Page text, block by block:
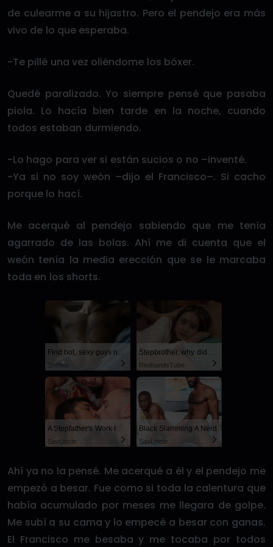
de culearme a su hijastro. Pero el pendejo era más
vivo de lo que esperaba.
-Te pillé una vez oliéndome los bóxer.
Quedé paralizado. Yo siempre pensé que pasaba
piola. Lo hacía bien tarde en la noche, cuando
todos estaban durmiendo.
-Lo hago para ver si están sucios o no –inventé.
-Ya si no soy weón –dijo el Francisco–. Si cacho
porque lo hací.
Me acerqué al pendejo sabiendo que me tenía
agarrado de las bolas. Ahí me di cuenta que el
weón tenía la media erección que se le marcaba
toda en los shorts.
Find hot, sexy guys near Columbus
Sniffies
Stepbrother, why did you show me your dick? Now I want to fuck you with my wet pussy
RedhandsTube
A Stepfather's Work Is Never Done
SayUncle
Black Slamming A Nerd
SayUncle
Ahí ya no la pensé. Me acerqué a él y el pendejo me
empezó a besar. Fue como si toda la calentura que
había acumulado por meses me llegara de golpe.
Me subí a su cama y lo empecé a besar con ganas.
El Francisco me besaba y me tocaba por todos